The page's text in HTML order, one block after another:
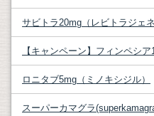
サビトラ20mg（レビトラジェネ
【キャンペーン】フィンペシ
ロニタブ5mg（ミノキシジル）
スーパーカマグラ